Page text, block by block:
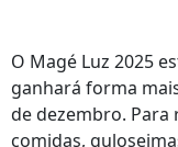
O Magé Luz 2025
ganhará forma
de dezembro.
comidas,